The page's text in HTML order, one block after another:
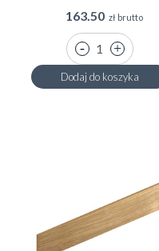
163.50 zł brutto
Dodaj do koszyka